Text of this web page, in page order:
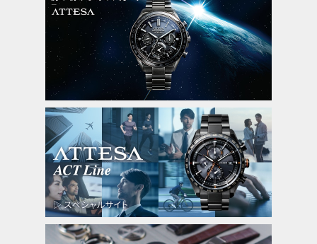
パワーセーブ機能
フル充電時約2年可動(パワーセーブ作動
時)
日中欧米電波受信
受信局自動選択機能
定時受信機能
強制受信機能
パーペチュアルカレンダー
日付表示
ダイレクトフライト
ワールドタイム機能(24時差)
サマータイム機能
パーフェックス(JIS1種耐磁、衝撃検知機
能、針自動補正機能)